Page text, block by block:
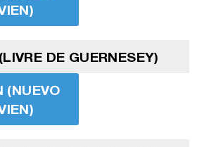
DE GUERNESEY)
(NUEVO